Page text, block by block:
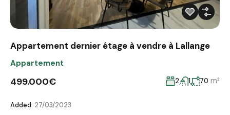
Appartement dernier étage à vendre à Lallange
Appartement
499.000€ 2 1 70 m²
Added: 27/03/2023